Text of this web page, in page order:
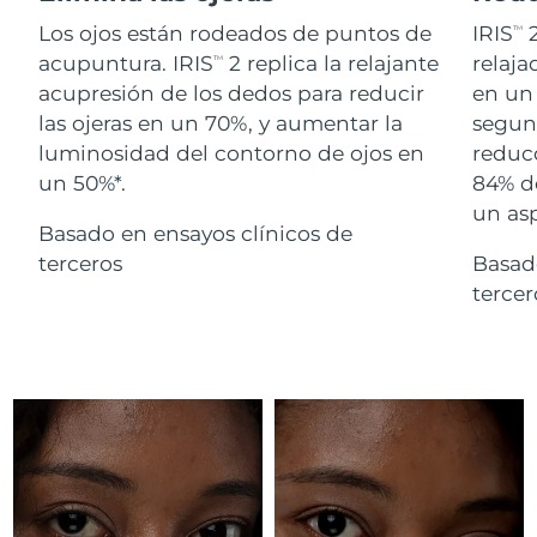
Los ojos están rodeados de puntos de
acupuntura. IRISTM
2 replica la relajante
acupresión de los dedos para reducir
las ojeras en un 70%, y aumentar la
luminosidad del contorno de ojos en
un 50%*.
Basado en ensayos clínicos de
terceros
IRISTM
en
84%
un
For healthy hair
18% PAP
Cosméticos Hombres
Comprar todo
Israel Entrega prevista 8/13/26
Italia Entrega prevista 8/9/26
Japón Entrega prevista 8/12/26
Jersey
Kazajistán 8/11/26
Líbano Entrega prevista
Lituania Entrega prevista